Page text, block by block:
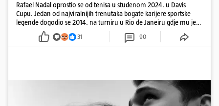
Rafael Nadal oprostio se od tenisa u studenom 2024. u Davis
Cupu. Jedan od najviralnijih trenutaka bogate karijere sportske
legende dogodio se 2014. na turniru u Rio de Janeiru gdje mu je
pažnju odvlačila ljepotica iza klupe
31 90